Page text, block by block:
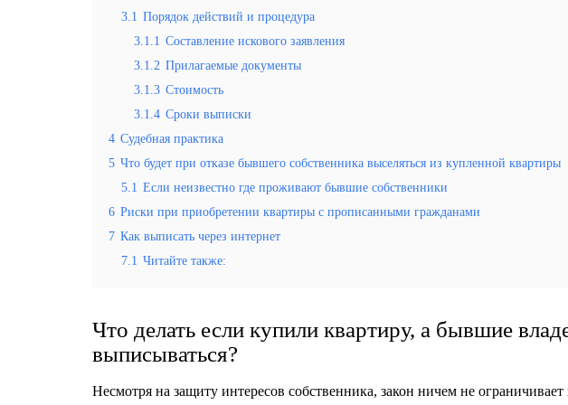
3.1 Порядок действий и процедура
3.1.1 Составление искового заявления
3.1.2 Прилагаемые документы
3.1.3 Стоимость
3.1.4 Сроки выписки
4 Судебная практика
5 Что будет при отказе бывшего собственника выселяться из купленной квартиры
5.1 Если неизвестно где проживают бывшие собственники
6 Риски при приобретении квартиры с прописанными гражданами
7 Как выписать через интернет
7.1 Читайте также:
Что делать если купили квартиру, а бывшие
выписываться?
Несмотря на защиту интересов собственника, закон ничем не ограничивает